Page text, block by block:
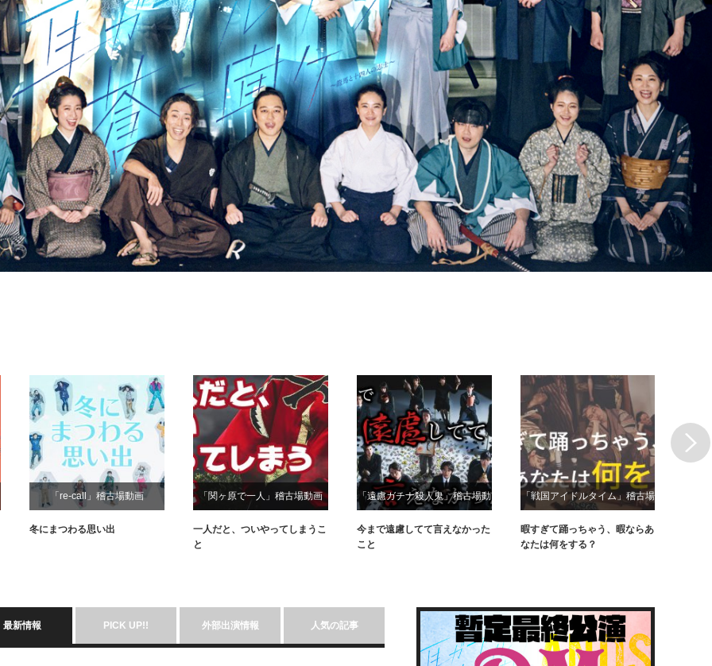
「re-call」稽古場動画
冬にまつわる思い出
「関ヶ原で⼀⼈」稽古場動画
一人だと、ついやってしまうこ
と
「遠慮ガチナ殺人鬼」稽古場動
画
今まで遠慮してて言えなかった
こと
「戦国アイドルタイム」稽古場
動画
暇すぎて踊っちゃう、暇ならあ
なたは何をする？
Next
最新情報 PICK UP!! 外部出演情報 人気の記事